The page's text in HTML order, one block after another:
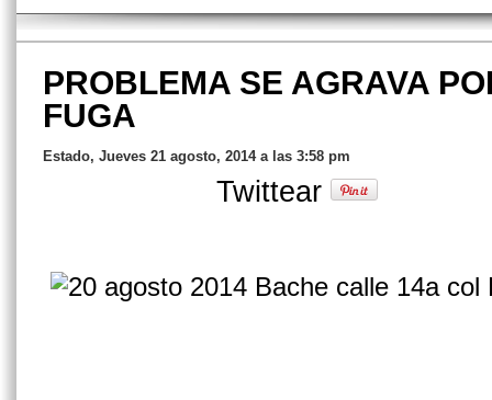
PROBLEMA SE AGRAVA
FUGA
Estado, Jueves 21 agosto, 2014 a las 3:58 pm
Twittear